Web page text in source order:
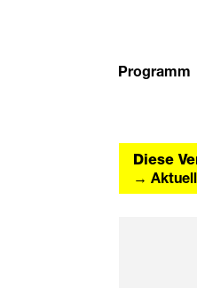
Programm
Diese
→